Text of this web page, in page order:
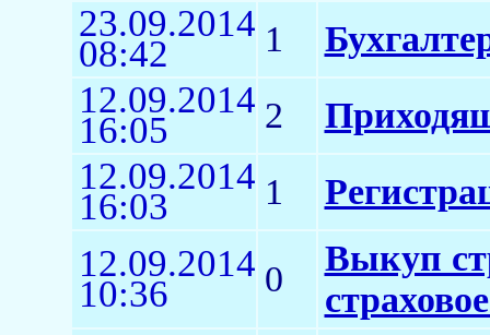
23.09.2014
08:42 1
12.09.2014
16:05 2
12.09.2014
16:03 1
12.09.2014
10:36 0
Выкуп